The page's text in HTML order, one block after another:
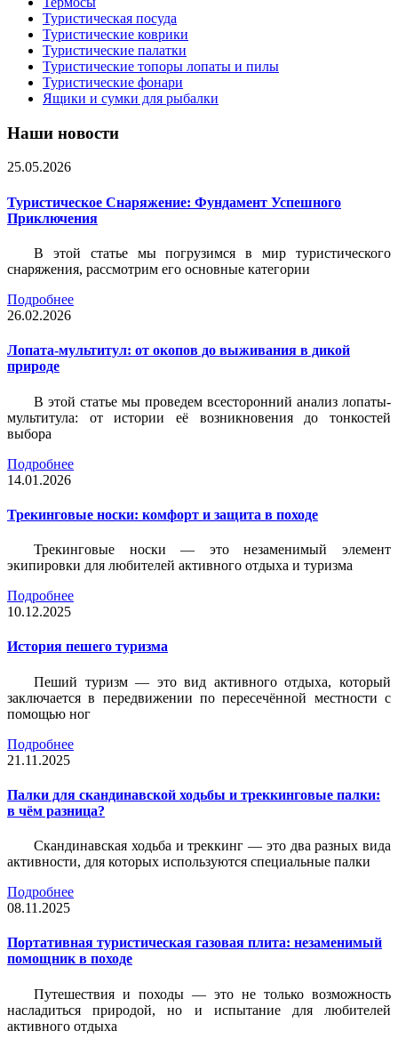
Туристическая посуда
Туристические коврики
Туристические палатки
Туристические топоры лопаты и пилы
Туристические фонари
Ящики и сумки для рыбалки
Наши новости
25.05.2026
Туристическое Снаряжение: Фундамент Успешного
Приключения
В этой статье мы погрузимся в мир туристического
снаряжения, рассмотрим его основные категории
Подробнее
26.02.2026
Лопата-мультитул: от окопов до выживания в дикой
природе
В этой статье мы проведем всесторонний анализ лопаты-
мультитула: от истории её возникновения до тонкостей
выбора
Подробнее
14.01.2026
Трекинговые носки: комфорт и защита в походе
Трекинговые носки — это незаменимый элемент
экипировки для любителей активного отдыха и туризма
Подробнее
10.12.2025
История пешего туризма
Пеший туризм — это вид активного отдыха, который
заключается в передвижении по пересечённой местности с
помощью ног
Подробнее
21.11.2025
Палки для скандинавской ходьбы и треккинговые палки:
в чём разница?
Скандинавская ходьба и треккинг — это два разных вида
активности, для которых используются специальные палки
Подробнее
08.11.2025
Портативная туристическая газовая плита: незаменимый
помощник в походе
Путешествия и походы — это не только возможность
насладиться природой, но и испытание для любителей
активного отдыха